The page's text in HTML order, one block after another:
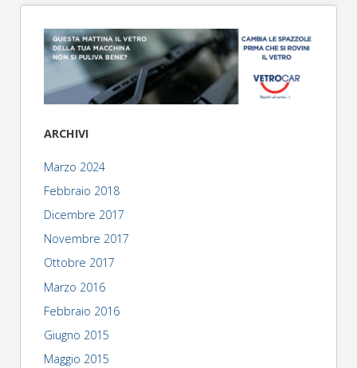
ARCHIVI
Marzo 2024
Febbraio 2018
Dicembre 2017
Novembre 2017
Ottobre 2017
Marzo 2016
Febbraio 2016
Giugno 2015
Maggio 2015